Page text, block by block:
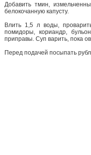
Добавить тмин,
белокочанную капусту.
Влить 1,5 л воды,
помидоры, кориандр,
приправы. Суп варить, пока
Перед подачей посыпать